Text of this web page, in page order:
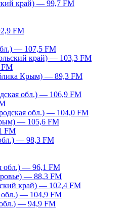
край) — 99,7 FM
FM
— 107,5 FM
край) — 103,3 FM
FM
Крым) — 89,3 FM
обл.) — 106,9 FM
обл.) — 104,0 FM
— 105,6 FM
FM
— 98,3 FM
обл.) — 96,1 FM
— 88,3 FM
край) — 102,4 FM
обл.) — 104,9 FM
— 94,9 FM